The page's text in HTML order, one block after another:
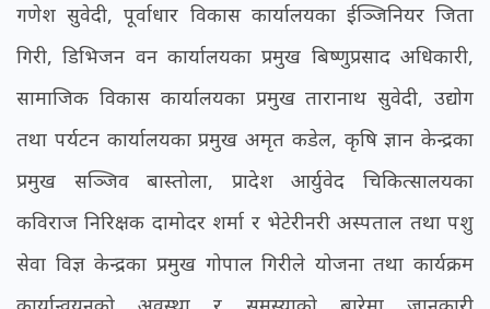
गणेश सुवेदी, पूर्वाधार विकास कार्यालयका ईञ्जिनियर जिता
गिरी, डिभिजन वन कार्यालयका प्रमुख बिष्णुप्रसाद अधिकारी,
सामाजिक विकास कार्यालयका प्रमुख तारानाथ सुवेदी, उद्योग
तथा पर्यटन कार्यालयका प्रमुख अमृत कडेल, कृषि ज्ञान केन्द्रका
प्रमुख सञ्जिव बास्तोला, प्रादेश आर्युवेद चिकित्सालयका
कविराज निरिक्षक दामोदर शर्मा र भेटेरीनरी अस्पताल तथा पशु
सेवा विज्ञ केन्द्रका प्रमुख गोपाल गिरीले योजना तथा कार्यक्रम